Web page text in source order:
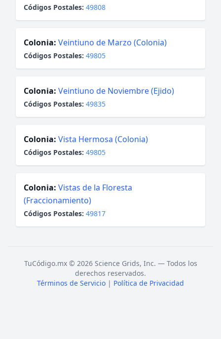
Códigos Postales: 49808
Colonia: Veintiuno de Marzo (Colonia)
Códigos Postales: 49805
Colonia: Veintiuno de Noviembre (Ejido)
Códigos Postales: 49835
Colonia: Vista Hermosa (Colonia)
Códigos Postales: 49805
Colonia: Vistas de la Floresta
(Fraccionamiento)
Códigos Postales: 49817
TuCódigo.mx © 2026 Science Grids, Inc. — Todos los
derechos reservados.
Términos de Servicio | Política de Privacidad